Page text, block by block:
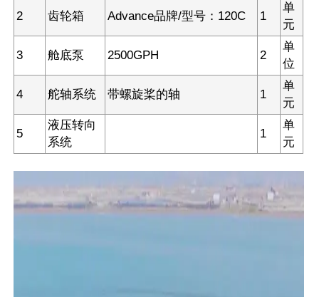
2 齿轮箱 Advance品牌/型号：120C 1
单
元
3 舱底泵 2500GPH 2
单
位
4 舵轴系统 带螺旋桨的轴 1
单
元
5
液压转向
系统
1
单
元